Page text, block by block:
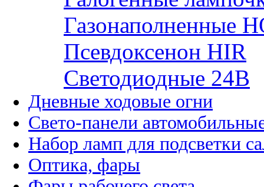
Газонаполненные
Псевдоксенон HIR
Cветодиодные 24B
Дневные ходовые огни
Свето-панели
Набор ламп для подсветки
Оптика, фары